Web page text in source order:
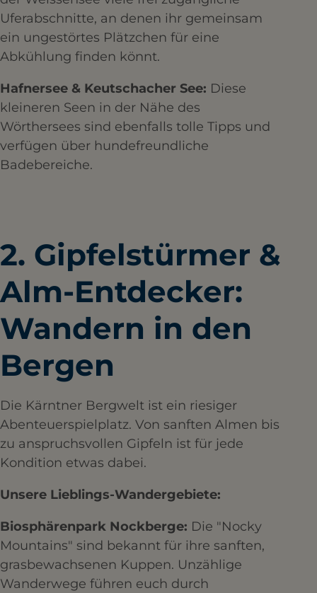
Uferabschnitte, an denen ihr gemeinsam
ein ungestörtes Plätzchen für eine
Abkühlung finden könnt.
Hafnersee & Keutschacher See: Diese
kleineren Seen in der Nähe des
Wörthersees sind ebenfalls tolle Tipps und
verfügen über hundefreundliche
Badebereiche.
2. Gipfelstürmer &
Alm-Entdecker:
Wandern in den
Bergen
Die Kärntner Bergwelt ist ein riesiger
Abenteuerspielplatz. Von sanften Almen bis
zu anspruchsvollen Gipfeln ist für jede
Kondition etwas dabei.
Unsere Lieblings-Wandergebiete:
Biosphärenpark Nockberge: Die "Nocky
Mountains" sind bekannt für ihre sanften,
grasbewachsenen Kuppen. Unzählige
Wanderwege führen euch durch